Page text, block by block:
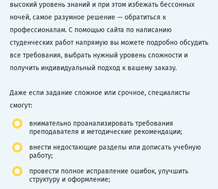
высокий уровень знаний и при этом избежать бессонных
ночей, самое разумное решение — обратиться к
профессионалам. С помощью сайта по написанию
студенческих работ напрямую вы можете подробно обсудить
все требования, выбрать нужный уровень сложности и
получить индивидуальный подход к вашему заказу.
Даже если задание сложное или срочное, специалисты
смогут:
внимательно проанализировать требования
преподавателя и методические рекомендации;
внести недостающие разделы или дописать учебную
работу;
провести полное исправление ошибок, улучшить
структуру и оформление;